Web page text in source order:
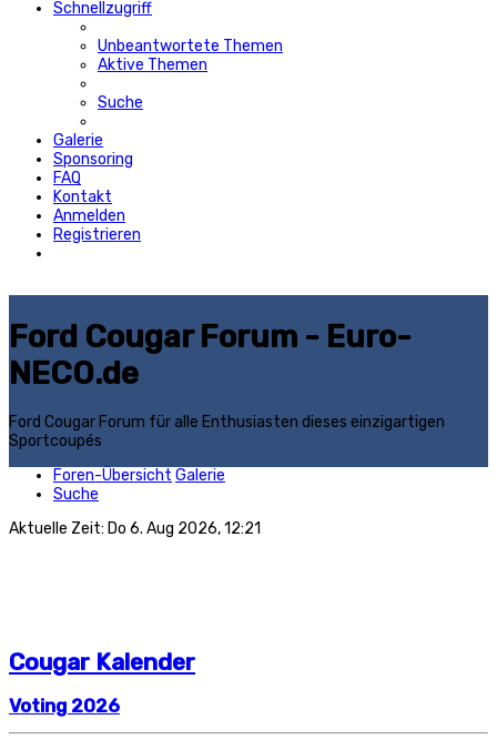
Schnellzugriff
Unbeantwortete Themen
Aktive Themen
Suche
Galerie
Sponsoring
FAQ
Kontakt
Anmelden
Registrieren
Ford Cougar Forum - Euro-
NECO.de
Ford Cougar Forum für alle Enthusiasten dieses einzigartigen
Sportcoupés
Foren-Übersicht Galerie
Suche
Aktuelle Zeit: Do 6. Aug 2026, 12:21
Cougar Kalender
Voting 2026